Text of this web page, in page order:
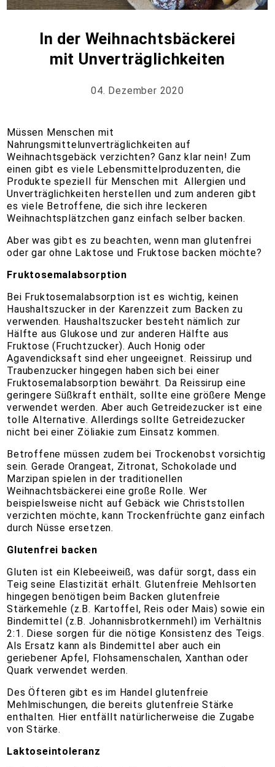
In der Weihnachtsbäckerei
mit Unverträglichkeiten
04. Dezember 2020
Müssen Menschen mit
Nahrungsmittelunverträglichkeiten auf
Weihnachtsgebäck verzichten? Ganz klar nein! Zum
einen gibt es viele Lebensmittelproduzenten, die
Produkte speziell für Menschen mit Allergien und
Unverträglichkeiten herstellen und zum anderen gibt
es viele Betroffene, die sich ihre leckeren
Weihnachtsplätzchen ganz einfach selber backen.
Aber was gibt es zu beachten, wenn man glutenfrei
oder gar ohne Laktose und Fruktose backen möchte?
Fruktosemalabsorption
Bei Fruktosemalabsorption ist es wichtig, keinen
Haushaltszucker in der Karenzzeit zum Backen zu
verwenden. Haushaltszucker besteht nämlich zur
Hälfte aus Glukose und zur anderen Hälfte aus
Fruktose (Fruchtzucker). Auch Honig oder
Agavendicksaft sind eher ungeeignet. Reissirup und
Traubenzucker hingegen haben sich bei einer
Fruktosemalabsorption bewährt. Da Reissirup eine
geringere Süßkraft enthält, sollte eine größere Menge
verwendet werden. Aber auch Getreidezucker ist eine
tolle Alternative. Allerdings sollte Getreidezucker
nicht bei einer Zöliakie zum Einsatz kommen.
Betroffene müssen zudem bei Trockenobst vorsichtig
sein. Gerade Orangeat, Zitronat, Schokolade und
Marzipan spielen in der traditionellen
Weihnachtsbäckerei eine große Rolle. Wer
beispielsweise nicht auf Gebäck wie Christstollen
verzichten möchte, kann Trockenfrüchte ganz einfach
durch Nüsse ersetzen.
Glutenfrei backen
Gluten ist ein Klebeeiweiß, was dafür sorgt, dass ein
Teig seine Elastizität erhält. Glutenfreie Mehlsorten
hingegen benötigen beim Backen glutenfreie
Stärkemehle (z.B. Kartoffel, Reis oder Mais) sowie ein
Bindemittel (z.B. Johannisbrotkernmehl) im Verhältnis
2:1. Diese sorgen für die nötige Konsistenz des Teigs.
Als Ersatz kann als Bindemittel aber auch ein
geriebener Apfel, Flohsamenschalen, Xanthan oder
Quark verwendet werden.
Des Öfteren gibt es im Handel glutenfreie
Mehlmischungen, die bereits glutenfreie Stärke
enthalten. Hier entfällt natürlicherweise die Zugabe
von Stärke.
Laktoseintoleranz